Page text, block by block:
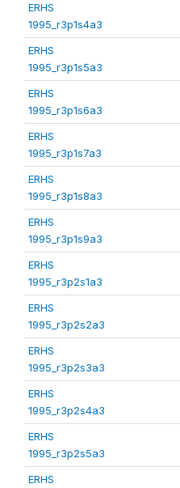
ERHS
1995_r3p1s4a3
ERHS
1995_r3p1s5a3
ERHS
1995_r3p1s6a3
ERHS
1995_r3p1s7a3
ERHS
1995_r3p1s8a3
ERHS
1995_r3p1s9a3
ERHS
1995_r3p2s1a3
ERHS
1995_r3p2s2a3
ERHS
1995_r3p2s3a3
ERHS
1995_r3p2s4a3
ERHS
1995_r3p2s5a3
ERHS